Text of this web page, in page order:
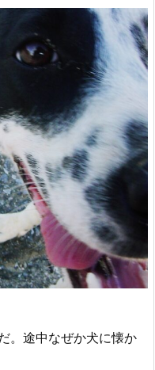
。途中なぜか犬に懐か